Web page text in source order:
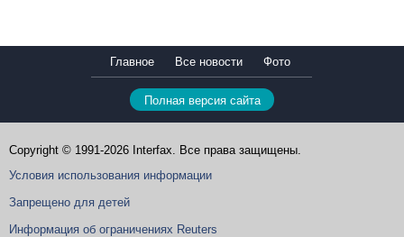
Главное Все новости Фото
Полная версия сайта
Copyright © 1991-2026 Interfax. Все права защищены.
Условия использования информации
Запрещено для детей
Информация об ограничениях Reuters